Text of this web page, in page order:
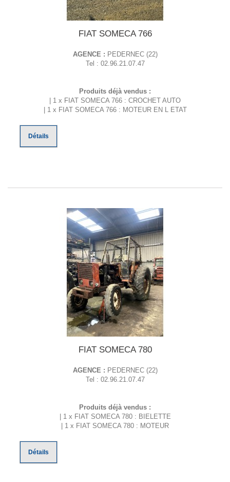
FIAT SOMECA 766
AGENCE : PEDERNEC (22)
Tel : 02.96.21.07.47
Produits déjà vendus :
| 1 x FIAT SOMECA 766 : CROCHET AUTO
| 1 x FIAT SOMECA 766 : MOTEUR EN L ETAT
Détails
FIAT SOMECA 780
AGENCE : PEDERNEC (22)
Tel : 02.96.21.07.47
Produits déjà vendus :
| 1 x FIAT SOMECA 780 : BIELETTE
| 1 x FIAT SOMECA 780 : MOTEUR
Détails